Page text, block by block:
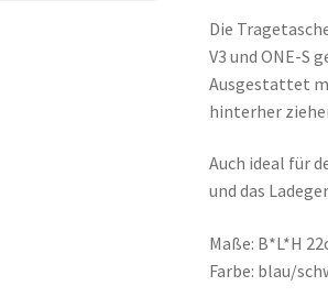
Die
V3 und ONE-S
Ausgestattet
hinterher
Auch ideal für
und das
Maße: B*L*H
Farbe: blau/